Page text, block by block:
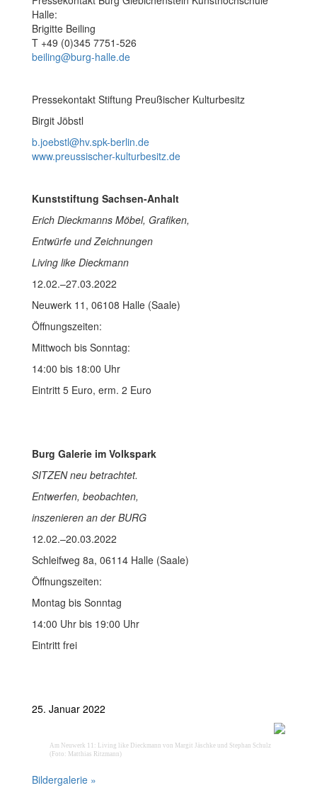
Halle:
Brigitte Beiling
T +49 (0)345 7751-526
beiling@burg-halle.de
Pressekontakt Stiftung Preußischer Kulturbesitz
Birgit Jöbstl
b.joebstl@hv.spk-berlin.de
www.preussischer-kulturbesitz.de
Kunststiftung Sachsen-Anhalt
Erich Dieckmanns Möbel, Grafiken,
Entwürfe und Zeichnungen
Living like Dieckmann
12.02.–27.03.2022
Neuwerk 11, 06108 Halle (Saale)
Öffnungszeiten:
Mittwoch bis Sonntag:
14:00 bis 18:00 Uhr
Eintritt 5 Euro, erm. 2 Euro
Burg Galerie im Volkspark
SITZEN neu betrachtet.
Entwerfen, beobachten,
inszenieren an der BURG
12.02.–20.03.2022
Schleifweg 8a, 06114 Halle (Saale)
Öffnungszeiten:
Montag bis Sonntag
14:00 Uhr bis 19:00 Uhr
Eintritt frei
25. Januar 2022
Am Neuwerk 11: Living like Dieckmann von Margit Jäschke und Stephan Schulz
(Foto: Matthias Ritzmann)
Bildergalerie »